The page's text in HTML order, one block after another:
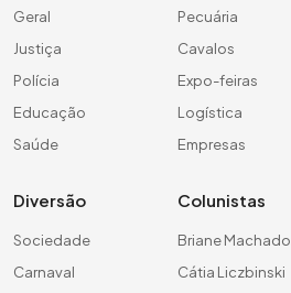
Geral
Justiça
Polícia
Educação
Saúde
Pecuária
Cavalos
Expo-feiras
Logística
Empresas
Diversão
Sociedade
Carnaval
Colunistas
Briane Machado
Cátia Liczbinski